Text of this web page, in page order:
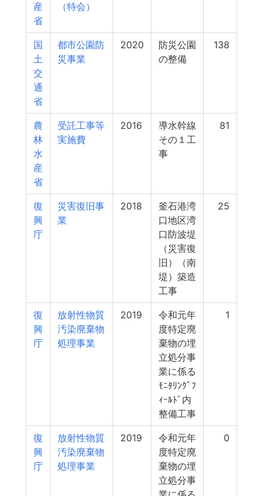
産
省
（特会）
国
土
交
通
省
都市公園防
災事業
2020
防災公園
の整備
138
農
林
水
産
省
受託工事等
実施費
2016
導水幹線
その１工
事
81
復
興
庁
災害復旧事
業
2018
釜石港湾
口地区湾
口防波堤
（災害復
旧）（南
堤）築造
工事
25
復
興
庁
放射性物質
汚染廃棄物
処理事業
2019
令和元年
度特定廃
棄物の埋
立処分事
業に係る
ﾓﾆﾀﾘﾝｸﾞﾌ
ｨｰﾙﾄﾞ内
整備工事
1
復
興
庁
放射性物質
汚染廃棄物
処理事業
2019
令和元年
度特定廃
棄物の埋
立処分事
0